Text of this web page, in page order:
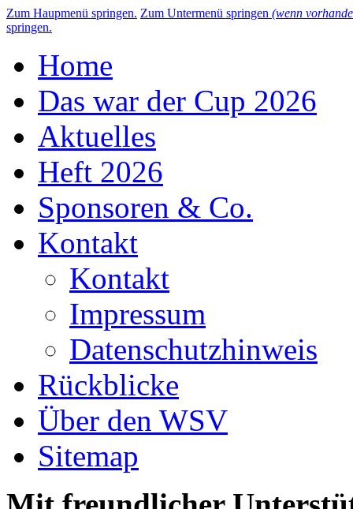
Zum Haupmenü springen. Zum Untermenü springen (wenn
springen.
Home
Das war der Cup 2026
Aktuelles
Heft 2026
Sponsoren & Co.
Kontakt
Kontakt
Impressum
Datenschutzhinweis
Rückblicke
Über den WSV
Sitemap